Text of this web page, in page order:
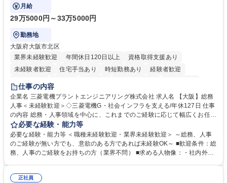
月給
29万5000円～33万5000円
勤務地
大阪府大阪市北区
業界未経験歓迎
年間休日120日以上
資格取得支援あり
未経験者歓迎
住宅手当あり 時短勤務あり
経験者歓迎
退職金あり
駅近5分以内
土日祝休み 服装自由 寮・社宅あり 食事補助あり
仕事の内容
企業名 三菱電機プラントエンジニアリング株式会社 求人名 【大阪】総務
人事＜未経験歓迎＞◇三菱電機G・社会インフラを支える/年休127日 仕事
の内容 総務・人事領域を中心に、これまでのご経験に応じて幅広くお任せ
します。 ＜具体的には＞ ・総務/人事労務（給与・社保・勤怠管理など）
・採用・教育研修 ・福利厚生運用 など ※基本的には事務所勤務ですが、
採用や教育等の業務内容により、関西圏以外への日帰り・宿泊を伴う国内
出張もございます。 ※担当業務を持ちつつ、お互いに助け合いながら、総
必要な経験・能力等
必要な経験・能力等 ＜職種未経験歓迎・業界未経験歓迎＞ ～総務、人事
のご経験が無い方でも、意欲のある方であれば未経験OK～ ■歓迎条件：総
務、人事のご経験をお持ちの方（業界不問） ■求める人物像：・社内外の
正社員